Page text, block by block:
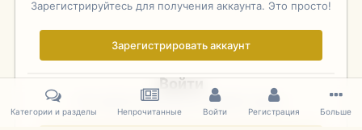
Зарегистрируйтесь для получения аккаунта. Это просто!
Зарегистрировать аккаунт
Войти
Уже зарегистрированы? Войдите здесь.
Категории и разделы Непрочитанные Войти Регистрация Больше